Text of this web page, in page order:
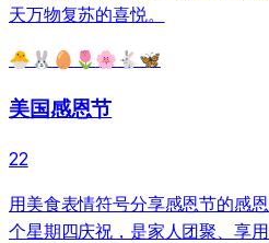
天万物复苏的喜悦。
🐣 🐰 🥚 🌷 🌸 🐇 🦋
美国感恩节
22
用美食表情符号分享感恩节的感
个星期四庆祝，是家人团聚、享